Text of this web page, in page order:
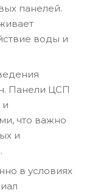
панелей.
воды и
Панели ЦСП
и
что важно
и
в условиях